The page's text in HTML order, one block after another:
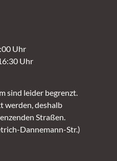
Uhr
Uhr
sind leider begrenzt.
werden, deshalb
Straßen.
Dannemann-Str.)